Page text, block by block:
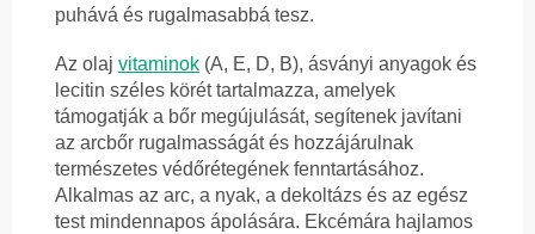
puhává és rugalmasabbá tesz.
Az olaj vitaminok (A, E, D, B), ásványi anyagok és
lecitin széles körét tartalmazza, amelyek
támogatják a bőr megújulását, segítenek javítani
az arcbőr rugalmasságát és hozzájárulnak
természetes védőrétegének fenntartásához.
Alkalmas az arc, a nyak, a dekoltázs és az egész
test mindennapos ápolására. Ekcémára hajlamos